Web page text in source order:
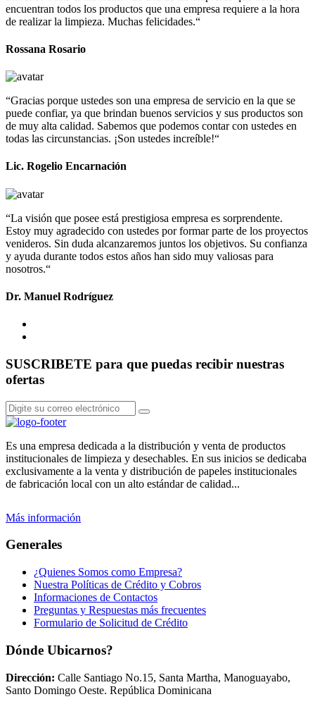
encuentran todos los productos que una empresa requiere a la hora
de realizar la limpieza. Muchas felicidades.“
Rossana Rosario
“Gracias porque ustedes son una empresa de servicio en la que se
puede confiar, ya que brindan buenos servicios y sus productos son
de muy alta calidad. Sabemos que podemos contar con ustedes en
todas las circunstancias. ¡Son ustedes increíble!“
Lic. Rogelio Encarnación
“La visión que posee está prestigiosa empresa es sorprendente.
Estoy muy agradecido con ustedes por formar parte de los proyectos
venideros. Sin duda alcanzaremos juntos los objetivos. Su confianza
y ayuda durante todos estos años han sido muy valiosas para
nosotros.“
Dr. Manuel Rodríguez
SUSCRIBETE para que puedas recibir nuestras
ofertas
Es una empresa dedicada a la distribución y venta de productos
institucionales de limpieza y desechables. En sus inicios se dedicaba
exclusivamente a la venta y distribución de papeles institucionales
de fabricación local con un alto estándar de calidad...
Más información
Generales
¿Quienes Somos como Empresa?
Nuestra Políticas de Crédito y Cobros
Informaciones de Contactos
Preguntas y Respuestas más frecuentes
Formulario de Solicitud de Crédito
Dónde Ubicarnos?
Dirección: Calle Santiago No.15, Santa Martha, Manoguayabo,
Santo Domingo Oeste. República Dominicana